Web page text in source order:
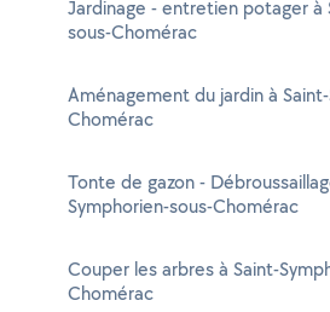
Jardinage - entretien potager à
sous-Chomérac
Aménagement du jardin à
Chomérac
Tonte de gazon -
Symphorien-sous-Chomérac
Couper les arbres à Saint-
Chomérac